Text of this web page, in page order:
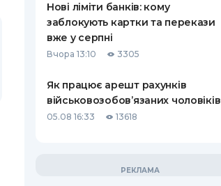
КОНТАКТИ
Нові ліміти банків: кому
заблокують картки та перекази
вже у серпні
Вчора 13:10 3305
Як працює арешт рахунків
військовозобов’язаних чоловіків
05.08 16:33 13618